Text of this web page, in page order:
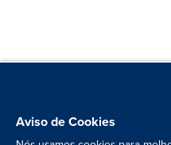
Aviso de Cookies